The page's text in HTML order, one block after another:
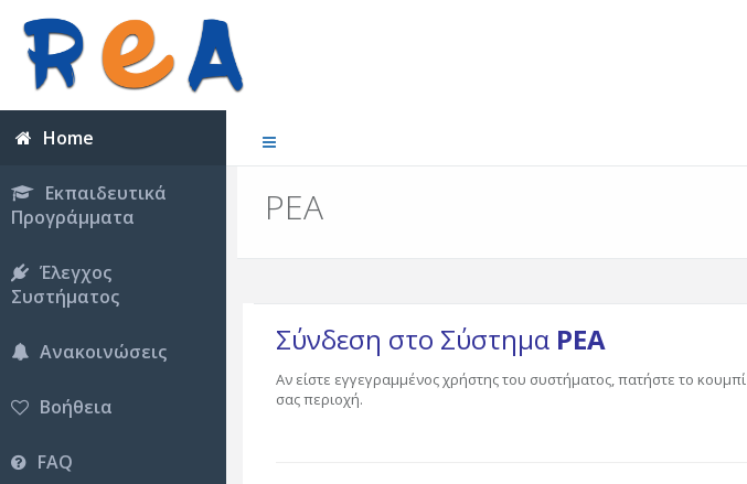
Home
Εκπαιδευτικά
Προγράμματα
Έλεγχος
Συστήματος
Ανακοινώσεις
Βοήθεια
FAQ
ΡΕΑ
Σύνδεση στο Σύστημα ΡΕΑ
Αν είστε εγγεγραμμένος χρήστης του συστήματος, πατήστε το κουμπί
σας περιοχή.